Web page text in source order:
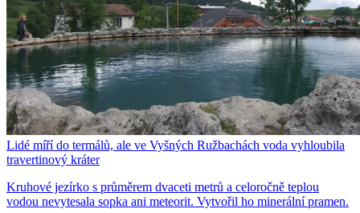
Lidé míří do termálů, ale ve Vyšných Ružbachách voda vyhloubila
travertinový kráter
Kruhové jezírko s průměrem dvaceti metrů a celoročně teplou
vodou nevytesala sopka ani meteorit. Vytvořil ho minerální pramen.